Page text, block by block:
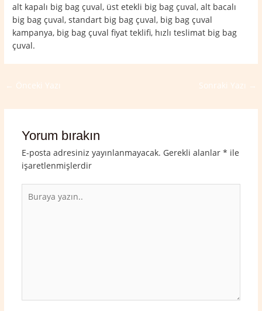
alt kapalı big bag çuval, üst etekli big bag çuval, alt bacalı
big bag çuval, standart big bag çuval, big bag çuval
kampanya, big bag çuval fiyat teklifi, hızlı teslimat big bag
çuval.
← Önceki Yazı Sonraki Yazı →
Yorum bırakın
E-posta adresiniz yayınlanmayacak. Gerekli alanlar * ile
işaretlenmişlerdir
yazın..